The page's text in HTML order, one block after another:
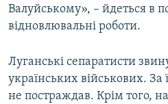
Валуйському», – йдеться в
відновлювальні роботи.
Луганські сепаратисти
українських військових.
не постраждав. Крім того,